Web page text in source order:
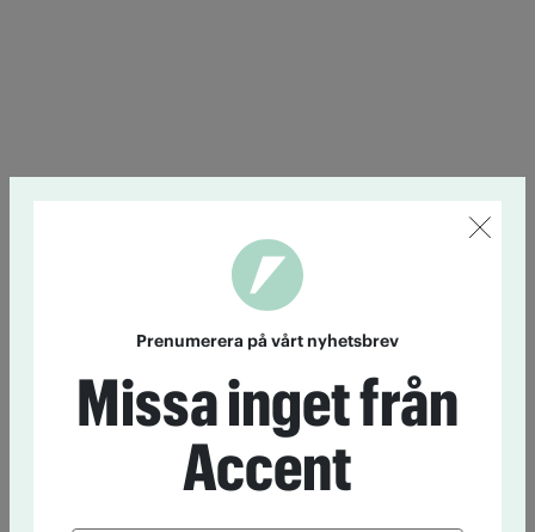
Prenumerera på vårt nyhetsbrev
Missa inget från
Accent